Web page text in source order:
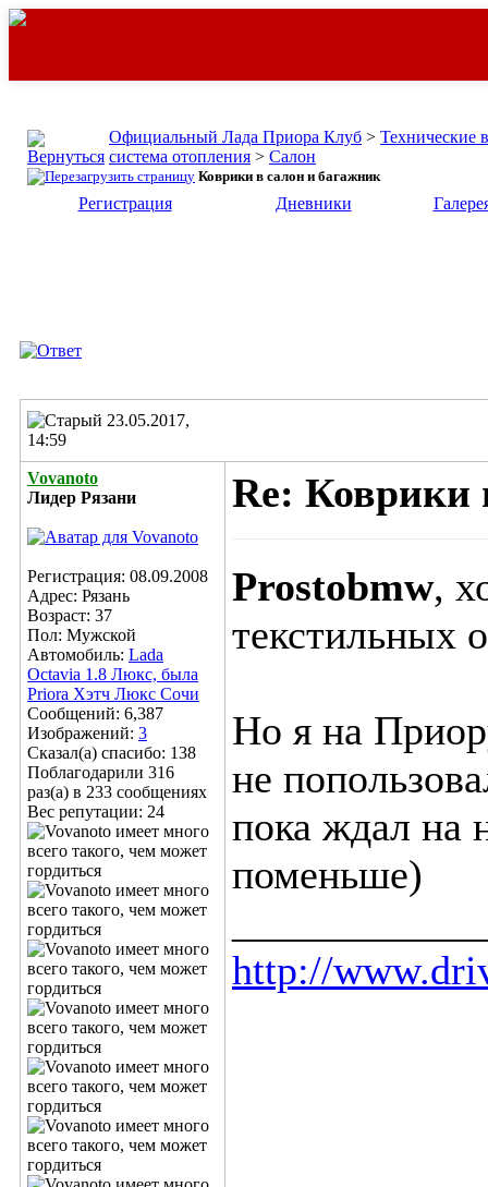
Официальный Лада Приора Клуб > Технические
система отопления > Салон
Коврики в салон и багажник
Регистрация Дневники
23.05.2017,
14:59
Vovanoto
Лидер Рязани
Регистрация: 08.09.2008
Адрес: Рязань
Возраст: 37
Пол: Мужской
Автомобиль: Lada
Octavia 1.8 Люкс, была
Priora Хэтч Люкс Сочи
Сообщений: 6,387
Изображений: 3
Сказал(а) спасибо: 138
Поблагодарили 316
раз(а) в 233 сообщениях
Вес репутации: 24
Re: Коврики
Prostobmw,
текстильных
Но я на
не
пока ждал на
поменьше)
http://